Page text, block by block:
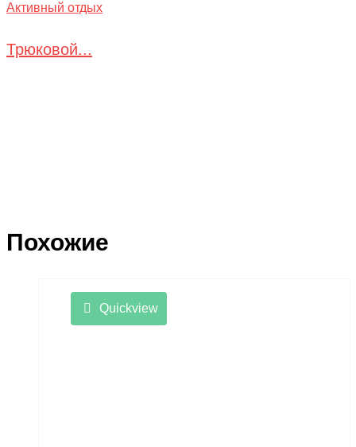
Активный отдых
Трюковой...
Похожие
Quickview